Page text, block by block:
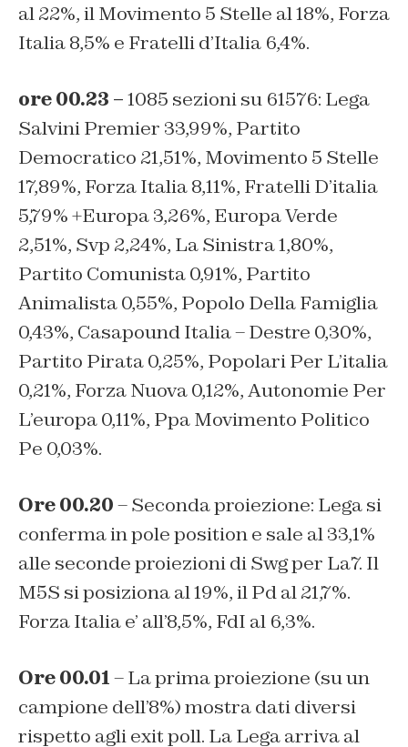
al 22%, il Movimento 5 Stelle al 18%, Forza
Italia 8,5% e Fratelli d’Italia 6,4%.
ore 00.23 –1085 sezioni su 61576: Lega
Salvini Premier 33,99%, Partito
Democratico 21,51%, Movimento 5 Stelle
17,89%, Forza Italia 8,11%, Fratelli D’italia
5,79% +Europa 3,26%, Europa Verde
2,51%, Svp 2,24%, La Sinistra 1,80%,
Partito Comunista 0,91%, Partito
Animalista 0,55%, Popolo Della Famiglia
0,43%, Casapound Italia – Destre 0,30%,
Partito Pirata 0,25%, Popolari Per L’italia
0,21%, Forza Nuova 0,12%, Autonomie Per
L’europa 0,11%, Ppa Movimento Politico
Pe 0,03%.
Ore 00.20– Seconda proiezione: Lega si
conferma in pole position e sale al 33,1%
alle seconde proiezioni di Swg per La7. Il
M5S si posiziona al 19%, il Pd al 21,7%.
Forza Italia e’ all’8,5%, FdI al 6,3%.
Ore 00.01– La prima proiezione (su un
campione dell’8%) mostra dati diversi
rispetto agli exit poll. La Lega arriva al